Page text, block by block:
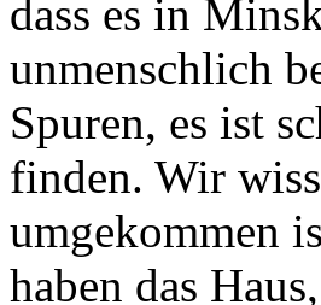
dass es in
unmenschlich
Spuren, es ist
finden. Wir
umgekommen
haben das